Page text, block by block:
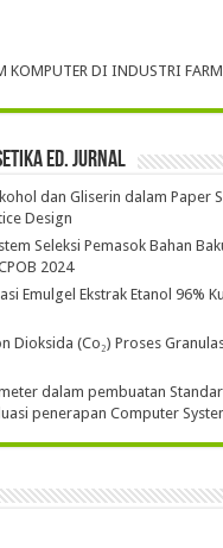
KOMPUTER DI INDUSTRI
Ed. Jurnal
dan Gliserin dalam Paper
Design
Seleksi Pemasok Bahan
2024
Emulgel Ekstrak Etanol 96%
Dioksida (Co₂) Proses
dalam pembuatan
penerapan Computer